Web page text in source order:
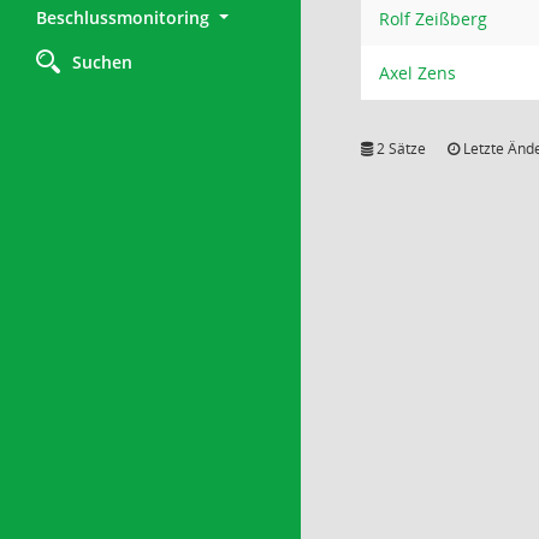
Beschlussmonitoring
Suchen
Rolf Zeißberg
Axel Zens
2 Sätze Letzte